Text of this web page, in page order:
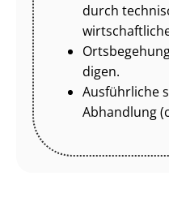
durch
di­gen.
Ausführliche
Abhandlung